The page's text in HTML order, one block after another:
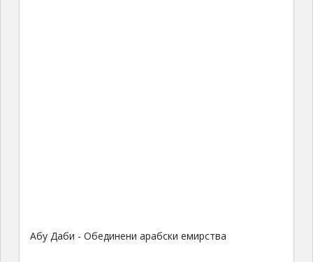
Абу Даби - Обединени арабски емирства